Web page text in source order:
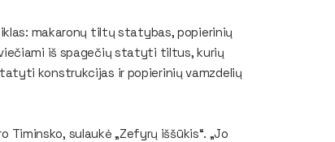
makaronų tiltų statybas, popierinių
iš spagečių statyti tiltus, kurių
konstrukcijas ir popierinių vamzdelių
sulaukė „Zefyrų iššūkis“. „Jo